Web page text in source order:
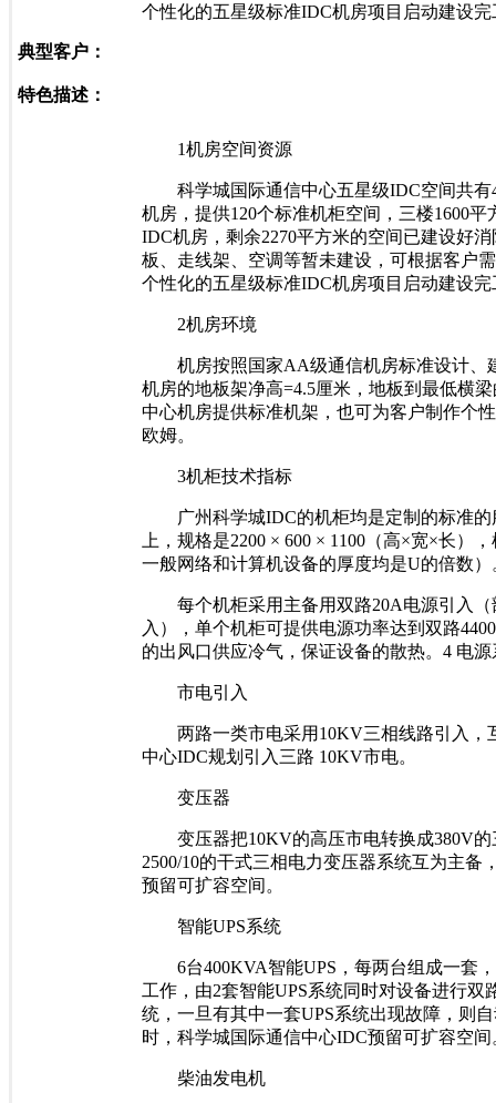
个性化的五星级标准IDC机房项目启动建设
典型客户：
特色描述：
1机房空间资源
科学城国际通信中心五星级IDC空间共有
机房，提供120个标准机柜空间，三楼1600
IDC机房，剩余2270平方米的空间已建设好
板、走线架、空调等暂未建设，可根据客户
个性化的五星级标准IDC机房项目启动建设
2机房环境
机房按照国家AA级通信机房标准设计、
机房的地板架净高=4.5厘米，地板到最低横
中心机房提供标准机架，也可为客户制作个
欧姆。
3机柜技术指标
广州科学城IDC的机柜均是定制的标准的
上，规格是2200 × 600 × 1100（高×宽×长）
一般网络和计算机设备的厚度均是U的倍数）
每个机柜采用主备用双路20A电源引入（
入），单个机柜可提供电源功率达到双路
的出风口供应冷气，保证设备的散热。4 电源
市电引入
两路一类市电采用10KV三相线路引入，
中心IDC规划引入三路 10KV市电。
变压器
变压器把10KV的高压市电转换成380V的
2500/10的干式三相电力变压器系统互为主
预留可扩容空间。
智能UPS系统
6台400KVA智能UPS，每两台组成一套，
工作，由2套智能UPS系统同时对设备进行
统，一旦有其中一套UPS系统出现故障，则
时，科学城国际通信中心IDC预留可扩容空间
柴油发电机